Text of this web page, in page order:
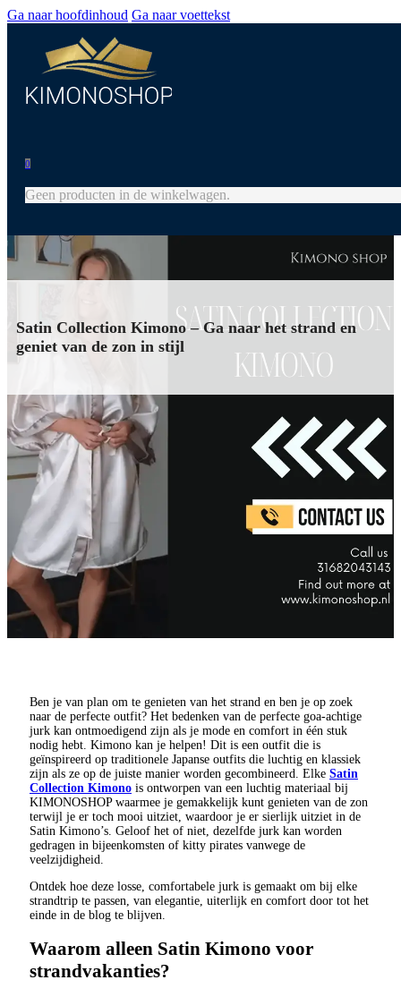
Ga naar hoofdinhoud Ga naar voettekst
0
Geen producten in de winkelwagen.
Satin Collection Kimono – Ga naar het strand en
geniet van de zon in stijl
Ben je van plan om te genieten van het strand en ben je op zoek
naar de perfecte outfit? Het bedenken van de perfecte goa-achtige
jurk kan ontmoedigend zijn als je mode en comfort in één stuk
nodig hebt. Kimono kan je helpen! Dit is een outfit die is
geïnspireerd op traditionele Japanse outfits die luchtig en klassiek
zijn als ze op de juiste manier worden gecombineerd. Elke Satin
Collection Kimono is ontworpen van een luchtig materiaal bij
KIMONOSHOP waarmee je gemakkelijk kunt genieten van de zon
terwijl je er toch mooi uitziet, waardoor je er sierlijk uitziet in de
Satin Kimono’s. Geloof het of niet, dezelfde jurk kan worden
gedragen in bijeenkomsten of kitty pirates vanwege de
veelzijdigheid.
Ontdek hoe deze losse, comfortabele jurk is gemaakt om bij elke
strandtrip te passen, van elegantie, uiterlijk en comfort door tot het
einde in de blog te blijven.
Waarom alleen Satin Kimono voor
strandvakanties?